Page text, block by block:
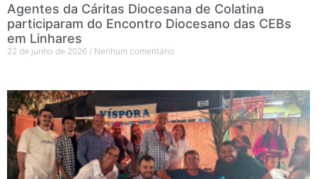
Agentes da Cáritas Diocesana de Colatina
participaram do Encontro Diocesano das CEBs
em Linhares
22 de junho de 2026 Nenhum comentário